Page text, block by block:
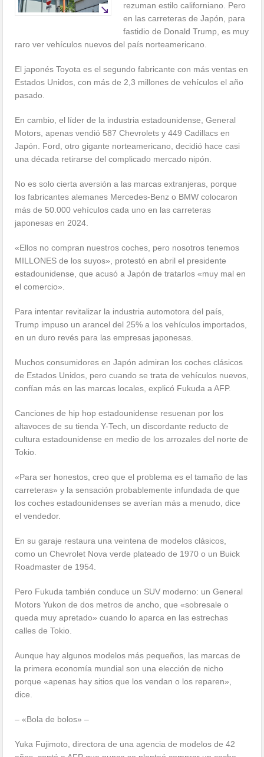
rezuman estilo californiano. Pero
en las carreteras de Japón, para
fastidio de Donald Trump, es muy
raro ver vehículos nuevos del país norteamericano.
El japonés Toyota es el segundo fabricante con más ventas en
Estados Unidos, con más de 2,3 millones de vehículos el año
pasado.
En cambio, el líder de la industria estadounidense, General
Motors, apenas vendió 587 Chevrolets y 449 Cadillacs en
Japón. Ford, otro gigante norteamericano, decidió hace casi
una década retirarse del complicado mercado nipón.
No es solo cierta aversión a las marcas extranjeras, porque
los fabricantes alemanes Mercedes-Benz o BMW colocaron
más de 50.000 vehículos cada uno en las carreteras
japonesas en 2024.
«Ellos no compran nuestros coches, pero nosotros tenemos
MILLONES de los suyos», protestó en abril el presidente
estadounidense, que acusó a Japón de tratarlos «muy mal en
el comercio».
Para intentar revitalizar la industria automotora del país,
Trump impuso un arancel del 25% a los vehículos importados,
en un duro revés para las empresas japonesas.
Muchos consumidores en Japón admiran los coches clásicos
de Estados Unidos, pero cuando se trata de vehículos nuevos,
confían más en las marcas locales, explicó Fukuda a AFP.
Canciones de hip hop estadounidense resuenan por los
altavoces de su tienda Y-Tech, un discordante reducto de
cultura estadounidense en medio de los arrozales del norte de
Tokio.
«Para ser honestos, creo que el problema es el tamaño de las
carreteras» y la sensación probablemente infundada de que
los coches estadounidenses se averían más a menudo, dice
el vendedor.
En su garaje restaura una veintena de modelos clásicos,
como un Chevrolet Nova verde plateado de 1970 o un Buick
Roadmaster de 1954.
Pero Fukuda también conduce un SUV moderno: un General
Motors Yukon de dos metros de ancho, que «sobresale o
queda muy apretado» cuando lo aparca en las estrechas
calles de Tokio.
Aunque hay algunos modelos más pequeños, las marcas de
la primera economía mundial son una elección de nicho
porque «apenas hay sitios que los vendan o los reparen»,
dice.
– «Bola de bolos» –
Yuka Fujimoto, directora de una agencia de modelos de 42